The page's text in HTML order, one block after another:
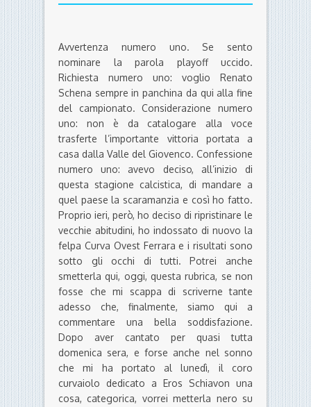
Avvertenza numero uno. Se sento
nominare la parola playoff uccido.
Richiesta numero uno: voglio Renato
Schena sempre in panchina da qui alla fine
del campionato. Considerazione numero
uno: non è da catalogare alla voce
trasferte l’importante vittoria portata a
casa dalla Valle del Giovenco. Confessione
numero uno: avevo deciso, all’inizio di
questa stagione calcistica, di mandare a
quel paese la scaramanzia e così ho fatto.
Proprio ieri, però, ho deciso di ripristinare le
vecchie abitudini, ho indossato di nuovo la
felpa Curva Ovest Ferrara e i risultati sono
sotto gli occhi di tutti. Potrei anche
smetterla qui, oggi, questa rubrica, se non
fosse che mi scappa di scriverne tante
adesso che, finalmente, siamo qui a
commentare una bella soddisfazione.
Dopo aver cantato per quasi tutta
domenica sera, e forse anche nel sonno
che mi ha portato al lunedì, il coro
curvaiolo dedicato a Eros Schiavon una
cosa, categorica, vorrei metterla nero su